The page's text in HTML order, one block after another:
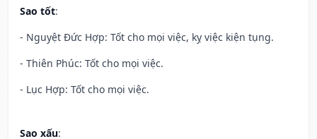
Sao tốt:
- Nguyệt Đức Hợp: Tốt cho mọi việc, kỵ việc kiện tụng.
- Thiên Phúc: Tốt cho mọi việc.
- Lục Hợp: Tốt cho mọi việc.
Sao xấu: